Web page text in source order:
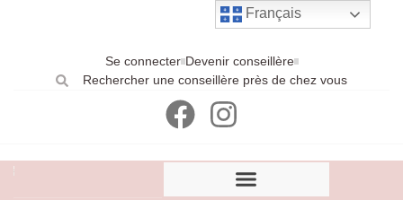
Se connecter Devenir conseillère
Rechercher une conseillère près de chez vous
Français